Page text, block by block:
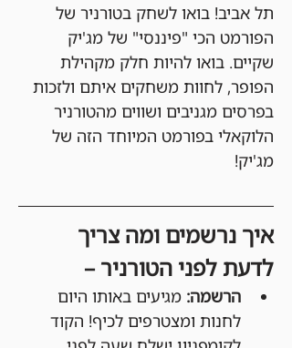
תל אביב! בואו לשחק בטורניר של
הפורמט הכי "פיננסי" של מג'יק
שקיים. בואו להיות חלק מקהילת
הפופר, לחוות משחקים איתם ולזכות
בפרסים מגניבים ושווים מהטורניר
הלוקאלי בפורמט המיוחד הזה של
מג'יק!
איך נרשמים ומה צריך
לדעת לפני הטורניר –
הרשמה: מגיעים באותו היום
לחנות ומצטרפים לכיף! הקוד